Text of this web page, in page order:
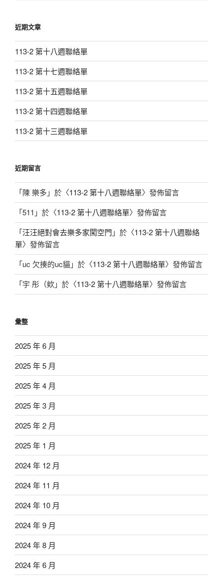
字:
近期文章
113-2 第十八週聯絡單
113-2 第十七週聯絡單
113-2 第十五週聯絡單
113-2 第十四週聯絡單
113-2 第十三週聯絡單
近期留言
「陳 樂多 」於〈113-2 第十八週聯絡單〉發佈留言
「511 」於〈113-2 第十八週聯絡單〉發佈留言
「汪汪絕對會去樂多家闖空門 」於〈113-2 第十八週聯絡
單〉發佈留言
「uc 欠揍的uc貓」於〈113-2 第十八週聯絡單〉發佈留言
「宇 彤（欸」於〈113-2 第十八週聯絡單〉發佈留言
彙整
2025 年 6 月
2025 年 5 月
2025 年 4 月
2025 年 3 月
2025 年 2 月
2025 年 1 月
2024 年 12 月
2024 年 11 月
2024 年 10 月
2024 年 9 月
2024 年 8 月
2024 年 6 月